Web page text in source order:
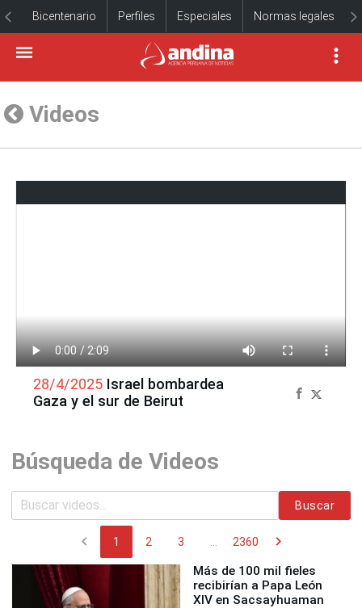
Bicentenario Perfiles Especiales Normas legales
Videos
28/4/2025 Israel bombardea
Gaza y el sur de Beirut
Búsqueda de Videos
Buscar
chevron_left 1 2 3 2360 chevron_right
Más de 100 mil fieles
recibirían a Papa León
XIV en Sacsayhuaman